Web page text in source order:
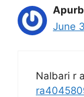
June
Nalbari r